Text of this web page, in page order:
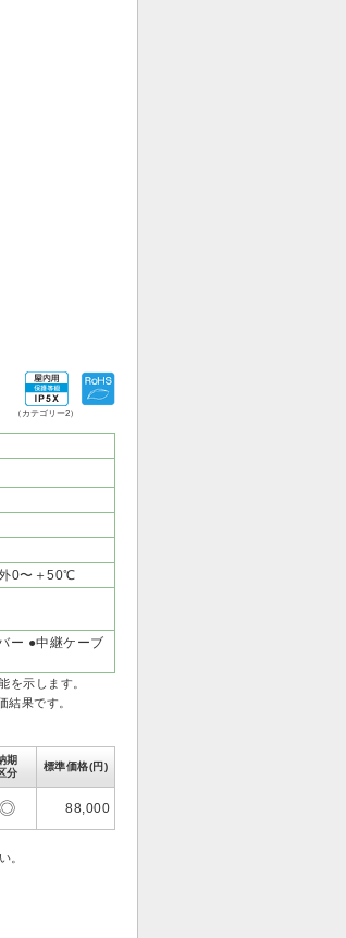
（カテゴリー2）
0〜＋50℃
ー ●中継ケーブ
を示します。
果です。
期
分
標準価格(円)
88,000
。